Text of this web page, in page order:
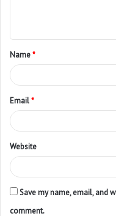
Name*
Email*
Website
Save my name, email, and
comment.